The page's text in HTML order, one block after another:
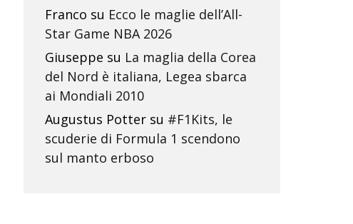
Franco su Ecco le maglie dell’All-
Star Game NBA 2026
Giuseppe su La maglia della Corea
del Nord è italiana, Legea sbarca
ai Mondiali 2010
Augustus Potter su #F1Kits, le
scuderie di Formula 1 scendono
sul manto erboso